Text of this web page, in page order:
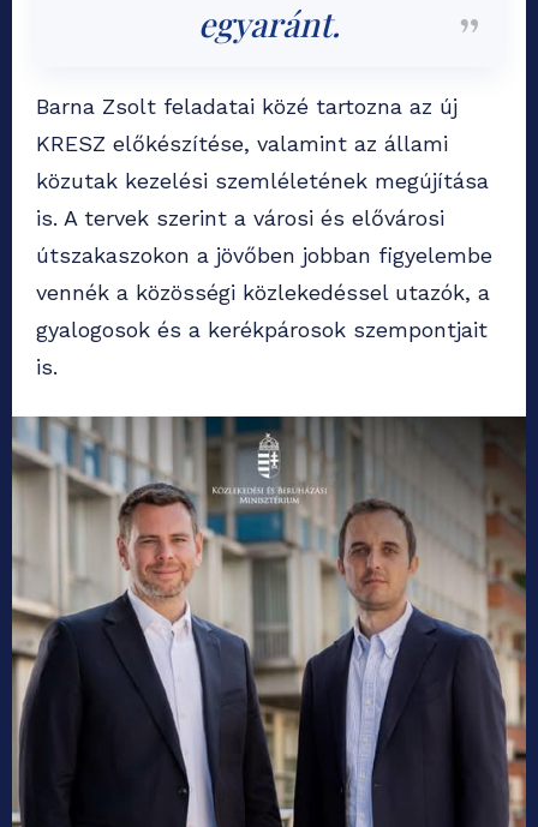
egyaránt.
Barna Zsolt feladatai közé tartozna az új
KRESZ előkészítése, valamint az állami
közutak kezelési szemléletének megújítása
is. A tervek szerint a városi és elővárosi
útszakaszokon a jövőben jobban figyelembe
vennék a közösségi közlekedéssel utazók, a
gyalogosok és a kerékpárosok szempontjait
is.